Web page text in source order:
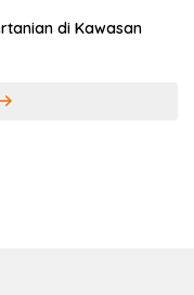
di Kawasan